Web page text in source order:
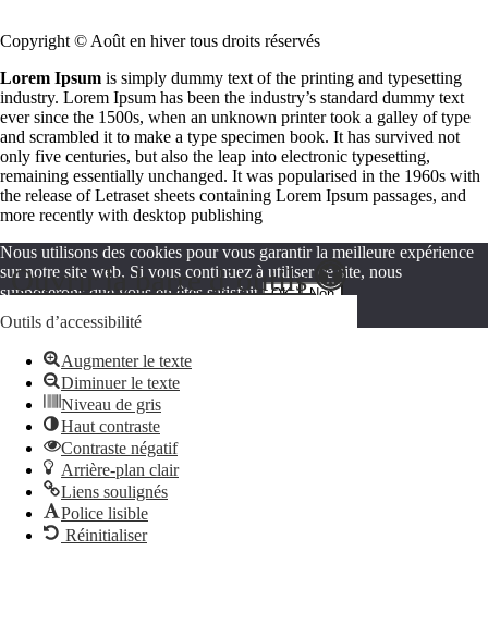
Copyright © Août en hiver tous droits réservés
Lorem Ipsum is simply dummy text of the printing and typesetting
industry. Lorem Ipsum has been the industry’s standard dummy text
ever since the 1500s, when an unknown printer took a galley of type
and scrambled it to make a type specimen book. It has survived not
only five centuries, but also the leap into electronic typesetting,
remaining essentially unchanged. It was popularised in the 1960s with
the release of Letraset sheets containing Lorem Ipsum passages, and
more recently with desktop publishing
Ouvrir la barre d’outils
Outils d’accessibilité
Augmenter le texte
Diminuer le texte
Niveau de gris
Haut contraste
Contraste négatif
Arrière-plan clair
Liens soulignés
Police lisible
Réinitialiser
Nous utilisons des cookies pour vous garantir la meilleure expérience
sur notre site web. Si vous continuez à utiliser ce site, nous
supposerons que vous en êtes satisfait. OK
Non
Politique de confidentialité